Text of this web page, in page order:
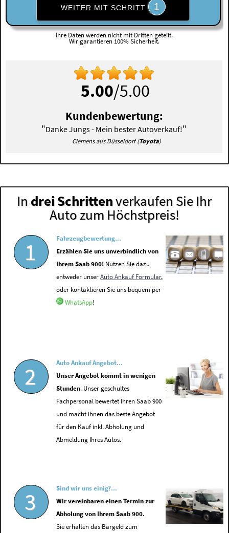
WEITER MIT SCHRITT 1
Ihre Daten werden nicht mit Dritten geteilt.
Wir garantieren 100% Sicherheit.
5.00/5.00
Kundenbewertung:
"Danke Jungs - Mein bester Autoverkauf!"
Clemens aus Düsseldorf (Toyota)
In drei Schrittenverkaufen Sie Ihr
Auto zum Höchstpreis!
1
Fahrzeugbewertung...
Erzählen Sie uns unverbindlich von
Ihrem Saab 900! Nutzen Sie dazu
entweder unserAuto Ankauf Formular,
oder kontaktieren Sie uns bequem per
WhatsApp!
2
Auto Ankauf Angebot...
Unser Angebot kommt in wenigen
Stunden. Unser geschultes
Fachpersonal bewertet Ihren Saab 900
und macht ihnen das beste Angebot
für den Kauf inkl. Abholung und
Abmeldung Ihres Autos.
3
Sind wir uns einig?...
Wir vereinbaren einen Termin zur
Abholung von Ihrem Saab 900.
Sie erhalten das Bargeld zum